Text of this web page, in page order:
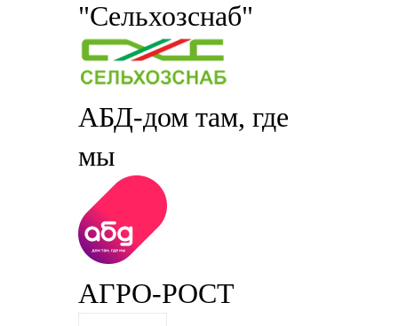
"Сельхозснаб"
АБД-дом там, где
мы
АГРО-РОСТ